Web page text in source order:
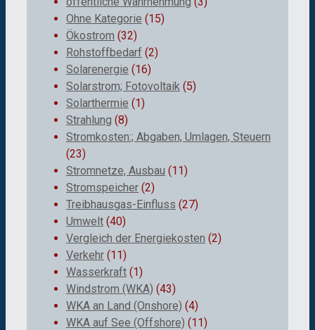
Ohne Kategorie (15)
Ökostrom (32)
Rohstoffbedarf (2)
Solarenergie (16)
Solarstrom; Fotovoltaik (5)
Solarthermie (1)
Strahlung (8)
Stromkosten:; Abgaben, Umlagen, Steuern
(23)
Stromnetze, Ausbau (11)
Stromspeicher (2)
Treibhausgas-Einfluss (27)
Umwelt (40)
Vergleich der Energiekosten (2)
Verkehr (11)
Wasserkraft (1)
Windstrom (WKA) (43)
WKA an Land (Onshore) (4)
WKA auf See (Offshore) (11)